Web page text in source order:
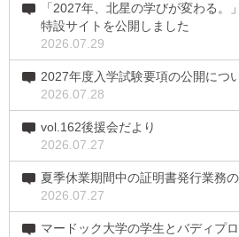
「2027年、北星の学びが変わる。
特設サイトを公開しました
2026.07.29
2027年度入学試験要項の公開につ
2026.07.28
vol.162後援会だより
2026.07.27
夏季休業期間中の証明書発行業務
2026.07.27
マードック大学の学生とバディプ